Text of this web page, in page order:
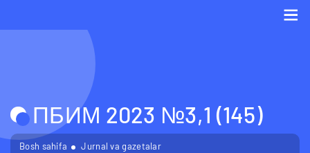
ПБИМ 2023 №3,1 (145)
Bosh sahifa
Jurnal va gazetalar